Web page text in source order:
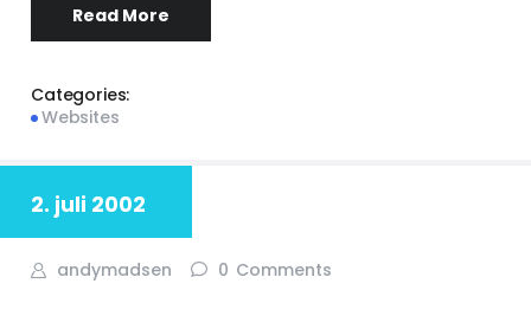
Read More
Categories:
Websites
2. juli 2002
andymadsen 0 Comments